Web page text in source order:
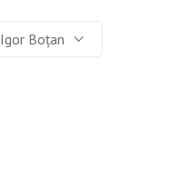
Igor Boțan